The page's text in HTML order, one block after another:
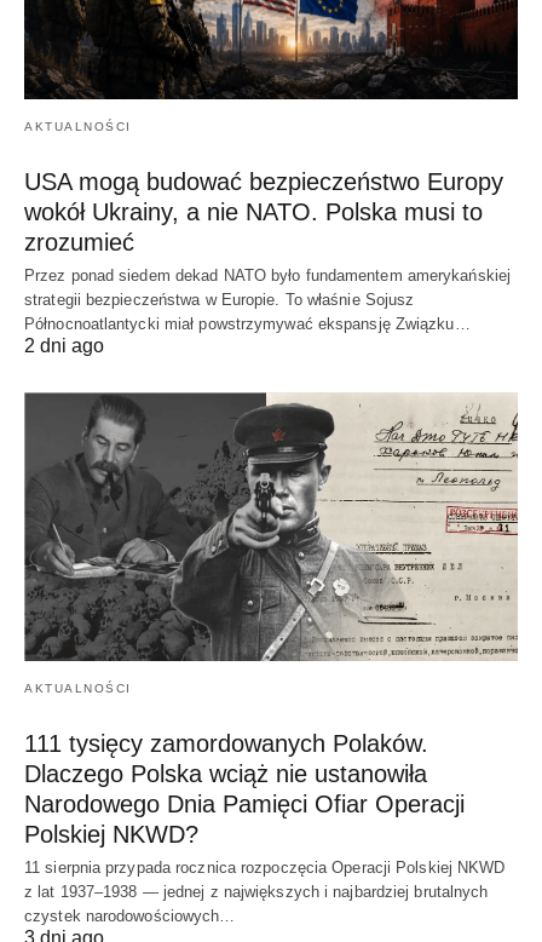
AKTUALNOŚCI
USA mogą budować bezpieczeństwo Europy
wokół Ukrainy, a nie NATO. Polska musi to
zrozumieć
Przez ponad siedem dekad NATO było fundamentem amerykańskiej
strategii bezpieczeństwa w Europie. To właśnie Sojusz
Północnoatlantycki miał powstrzymywać ekspansję Związku…
2 dni ago
AKTUALNOŚCI
111 tysięcy zamordowanych Polaków.
Dlaczego Polska wciąż nie ustanowiła
Narodowego Dnia Pamięci Ofiar Operacji
Polskiej NKWD?
11 sierpnia przypada rocznica rozpoczęcia Operacji Polskiej NKWD
z lat 1937–1938 — jednej z największych i najbardziej brutalnych
czystek narodowościowych…
3 dni ago